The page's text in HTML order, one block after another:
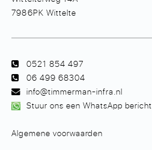
7986PK Wittelte
0521 854 497
06 499 68304
info@timmerman-infra.nl
Stuur ons een WhatsApp bericht
Algemene voorwaarden